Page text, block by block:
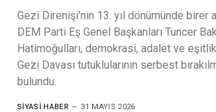
Gezi Direnişi'nin 13. yıl dönümünde birer
DEM Parti Eş Genel Başkanları Tuncer
Hatimoğulları, demokrasi, adalet ve
Gezi Davası tutuklularının serbest
bulundu.
SIYASI HABER 31 MAYIS 2026